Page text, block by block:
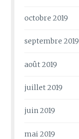
octobre 2019
septembre 2019
août 2019
juillet 2019
juin 2019
mai 2019